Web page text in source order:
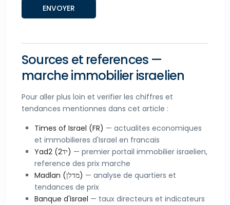
Sources et references —
marche immobilier israelien
Pour aller plus loin et verifier les chiffres et
tendances mentionnes dans cet article :
Times of Israel (FR) — actualites economiques
et immobilieres d'Israel en francais
Yad2 (יד2) — premier portail immobilier israelien,
reference des prix marche
Madlan (מדלן) — analyse de quartiers et
tendances de prix
Banque d'Israel — taux directeurs et indicateurs